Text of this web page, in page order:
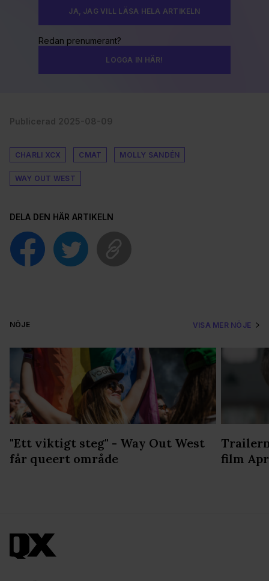
JA, JAG VILL LÄSA HELA ARTIKELN
Redan prenumerant?
LOGGA IN HÄR!
Publicerad 2025-08-09
CHARLI XCX CMAT MOLLY SANDÉN
WAY OUT WEST
DELA DEN HÄR ARTIKELN
NÖJE VISA MER NÖJE
"Ett viktigt steg" - Way Out West
får queert område
film